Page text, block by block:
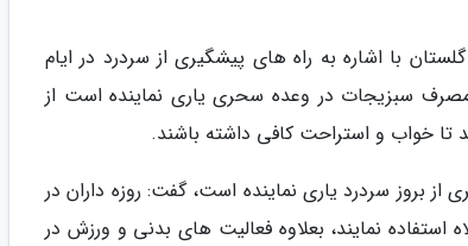
با اشاره به راه های پیشگیری از سردرد در ایام
مصرف سبزیجات در وعده سحری یاری نماینده است از
تا خواب و استراحت کافی داشته باشند.
بروز سردرد یاری نماینده است، گفت: روزه داران در
نمایند، بعلاوه فعالیت های بدنی و ورزش در